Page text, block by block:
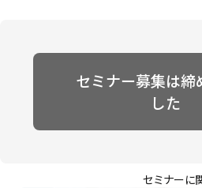
セミナー募集は締
した
セミナーに